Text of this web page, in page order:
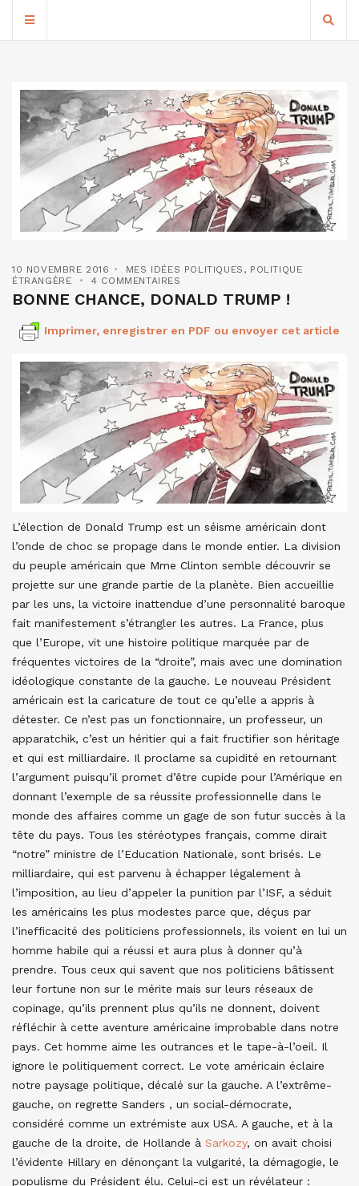
10 NOVEMBRE 2016 MES IDÉES POLITIQUES , POLITIQUE
ÉTRANGÈRE
4 COMMENTAIRES
BONNE CHANCE, DONALD TRUMP !
Imprimer, enregistrer en PDF ou envoyer cet article
L’élection de Donald Trump est un séisme américain dont
l’onde de choc se propage dans le monde entier. La division
du peuple américain que Mme Clinton semble découvrir se
projette sur une grande partie de la planète. Bien accueillie
par les uns, la victoire inattendue d’une personnalité baroque
fait manifestement s’étrangler les autres. La France, plus
que l’Europe, vit une histoire politique marquée par de
fréquentes victoires de la “droite”, mais avec une domination
idéologique constante de la gauche. Le nouveau Président
américain est la caricature de tout ce qu’elle a appris à
détester. Ce n’est pas un fonctionnaire, un professeur, un
apparatchik, c’est un héritier qui a fait fructifier son héritage
et qui est milliardaire. Il proclame sa cupidité en retournant
l’argument puisqu’il promet d’être cupide pour l’Amérique en
donnant l’exemple de sa réussite professionnelle dans le
monde des affaires comme un gage de son futur succès à la
tête du pays. Tous les stéréotypes français, comme dirait
“notre” ministre de l’Education Nationale, sont brisés. Le
milliardaire, qui est parvenu à échapper légalement à
l’imposition, au lieu d’appeler la punition par l’ISF, a séduit
les américains les plus modestes parce que, déçus par
l’inefficacité des politiciens professionnels, ils voient en lui un
homme habile qui a réussi et aura plus à donner qu’à
prendre. Tous ceux qui savent que nos politiciens bâtissent
leur fortune non sur le mérite mais sur leurs réseaux de
copinage, qu’ils prennent plus qu’ils ne donnent, doivent
réfléchir à cette aventure américaine improbable dans notre
pays. Cet homme aime les outrances et le tape-à-l’oeil. Il
ignore le politiquement correct. Le vote américain éclaire
notre paysage politique, décalé sur la gauche. A l’extrême-
gauche, on regrette Sanders , un social-démocrate,
considéré comme un extrémiste aux USA. A gauche, et à la
gauche de la droite, de Hollande à Sarkozy, on avait choisi
l’évidente Hillary en dénonçant la vulgarité, la démagogie, le
populisme du Président élu. Celui-ci est un révélateur :